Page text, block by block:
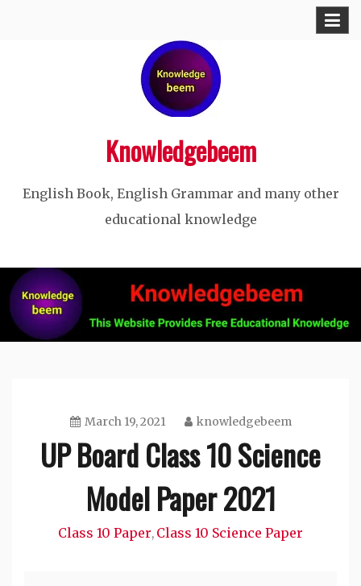
Knowledgebeem
English Book, English Grammar and many other
educational knowledge
March 19, 2021 knowledgebeem
UP Board Class 10 Science
Model Paper 2021
Class 10 Paper, Class 10 Science Paper